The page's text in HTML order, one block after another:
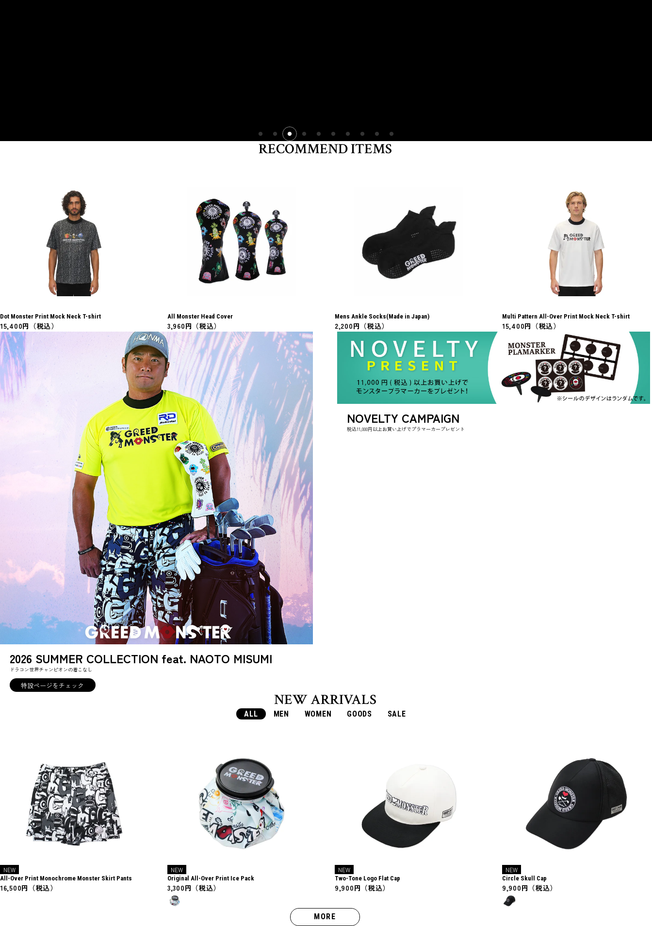
RECOMMEND ITEMS
Dot Monster Print Mock Neck T-shirt
15,400円（税込）
All Monster Head Cover
3,960円（税込）
Mens Ankle Socks(Made in Japan)
2,200円（税込）
Multi Pattern All-Over Print Mock Neck T-shirt
15,400円（税込）
2026 SUMMER COLLECTION feat. NAOTO MISUMI
ドラコン世界チャンピオンの着こなし
特設ページをチェック
NOVELTY CAMPAIGN
税込11,000円以上お買い上げでプラマーカープレゼント
NEW ARRIVALS
ALL MEN WOMEN GOODS SALE
NEW
All-Over Print Monochrome Monster Skirt Pants
16,500円（税込）
NEW
Original All-Over Print Ice Pack
3,300円（税込）
NEW
Two-Tone Logo Flat Cap
9,900円（税込）
NEW
Circle Skull Cap
9,900円（税込）
MORE